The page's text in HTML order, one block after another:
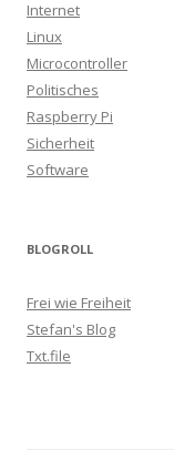
Internet
Linux
Microcontroller
Politisches
Raspberry Pi
Sicherheit
Software
BLOGROLL
Frei wie Freiheit
Stefan's Blog
Txt.file